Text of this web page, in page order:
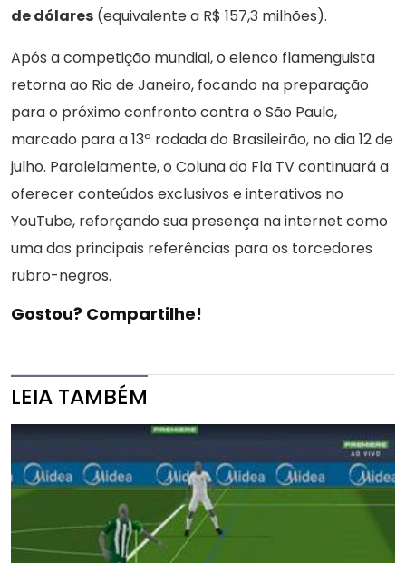
de dólares (equivalente a R$ 157,3 milhões).
Após a competição mundial, o elenco flamenguista
retorna ao Rio de Janeiro, focando na preparação
para o próximo confronto contra o São Paulo,
marcado para a 13ª rodada do Brasileirão, no dia 12 de
julho. Paralelamente, o Coluna do Fla TV continuará a
oferecer conteúdos exclusivos e interativos no
YouTube, reforçando sua presença na internet como
uma das principais referências para os torcedores
rubro-negros.
Gostou? Compartilhe!
LEIA TAMBÉM